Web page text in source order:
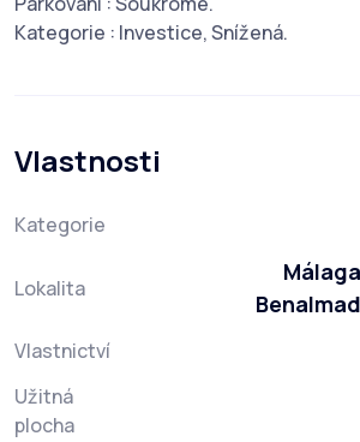
Kategorie : Investice, Snížená.
Vlastnosti
Kategorie
Lokalita
Vlastnictví
Užitná
plocha